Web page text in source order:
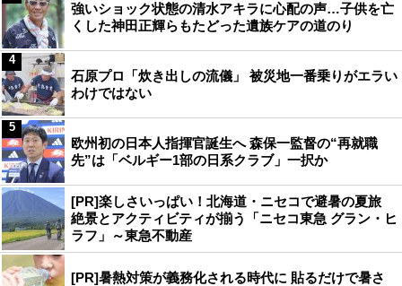
強いショック状態の清水アキラに心配の声…子供を亡
くした神田正輝らもたどった遺族ケアの道のり
石原プロ「炊き出しの流儀」 被災地一番乗りがエラい
わけではない
4
欧州初の日本人指揮官誕生へ 森保一監督の“再就職
先”は「ベルギー1部の日系クラブ」一択か
5
[PR]楽しさいっぱい！北海道・ニセコで避暑の夏旅
絶景とアクティビティが揃う「ニセコ東急 グラン・ヒ
ラフ」～東急不動産
[PR]暑熱対策が義務化される時代に 貼るだけで暑さ